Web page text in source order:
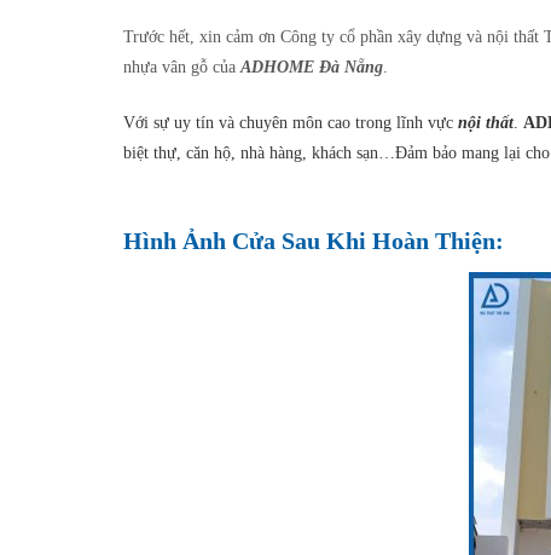
Trước hết, xin cảm ơn Công ty cổ phần xây dựng và nội thất
nhựa vân gỗ của ADHOME Đà Nẵng
Với sự uy tín và chuyên môn cao trong lĩnh vực nội thất.
biệt thự, căn hộ, nhà hàng, khách sạn…Đảm bảo mang lại
Hình Ảnh Cửa Sau Khi Hoàn Thiện: